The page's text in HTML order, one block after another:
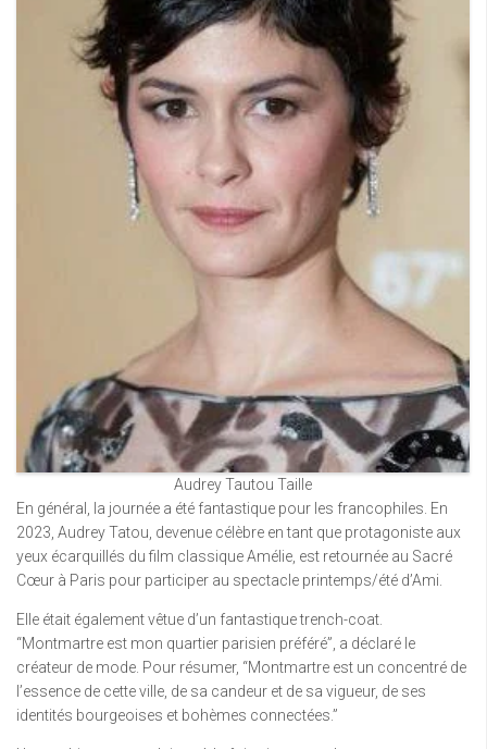
Audrey Tautou Taille
En général, la journée a été fantastique pour les francophiles. En
2023, Audrey Tatou, devenue célèbre en tant que protagoniste aux
yeux écarquillés du film classique Amélie, est retournée au Sacré
Cœur à Paris pour participer au spectacle printemps/été d’Ami.
Elle était également vêtue d’un fantastique trench-coat.
“Montmartre est mon quartier parisien préféré”, a déclaré le
créateur de mode. Pour résumer, “Montmartre est un concentré de
l’essence de cette ville, de sa candeur et de sa vigueur, de ses
identités bourgeoises et bohèmes connectées.”